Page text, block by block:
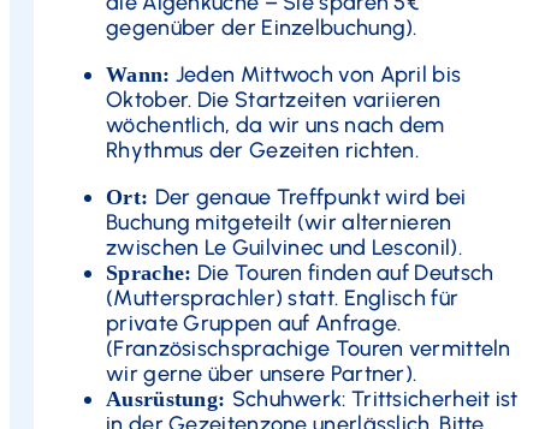
gegenüber der Einzelbuchung).
Wann: Jeden Mittwoch von April bis
Oktober. Die Startzeiten variieren
wöchentlich, da wir uns nach dem
Rhythmus der Gezeiten richten.
Ort: Der genaue Treffpunkt wird bei
Buchung mitgeteilt (wir alternieren
zwischen Le Guilvinec und Lesconil).
Sprache: Die Touren finden auf Deutsch
(Muttersprachler) statt. Englisch für
private Gruppen auf Anfrage.
(Französischsprachige Touren vermitteln
wir gerne über unsere Partner).
Ausrüstung: Schuhwerk: Trittsicherheit ist